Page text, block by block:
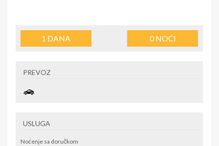
1 DANA 0NOĆI
PREVOZ
USLUGA
Noćenje sa doručkom